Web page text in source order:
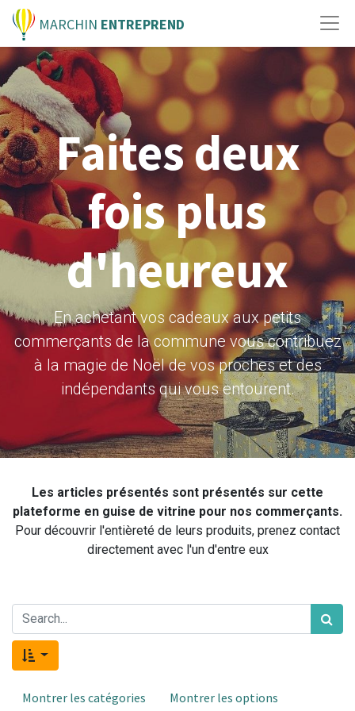
MARCHIN ENTREPREND
Faites deux
fois plus
d'heureux
En achetant vos cadeaux aux petits
commerçants de la commune vous contribuez
à la magie de Noël de vos proches et des
indépendants qui vous entourent.
Les articles présentés sont présentés sur cette
plateforme en guise de vitrine pour nos commerçants.
Pour découvrir l'entièreté de leurs produits, prenez contact
directement avec l'un d'entre eux
Montrer les catégories Montrer les options